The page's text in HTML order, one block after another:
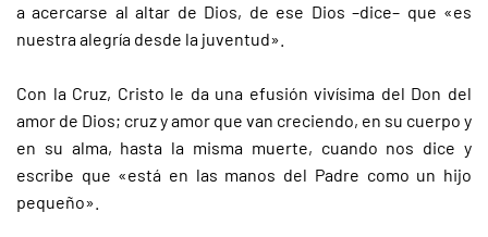
a acercarse al altar de Dios, de ese Dios –dice– que «es
nuestra alegría desde la juventud».
Con la Cruz, Cristo le da una efusión vivísima del Don del
amor de Dios; cruz y amor que van creciendo, en su cuerpo y
en su alma, hasta la misma muerte, cuando nos dice y
escribe que «está en las manos del Padre como un hijo
pequeño».